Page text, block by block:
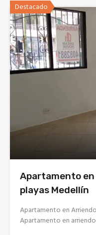
Destacado
Apartamento
playas Medellín
Apartamento en
Apartamento en